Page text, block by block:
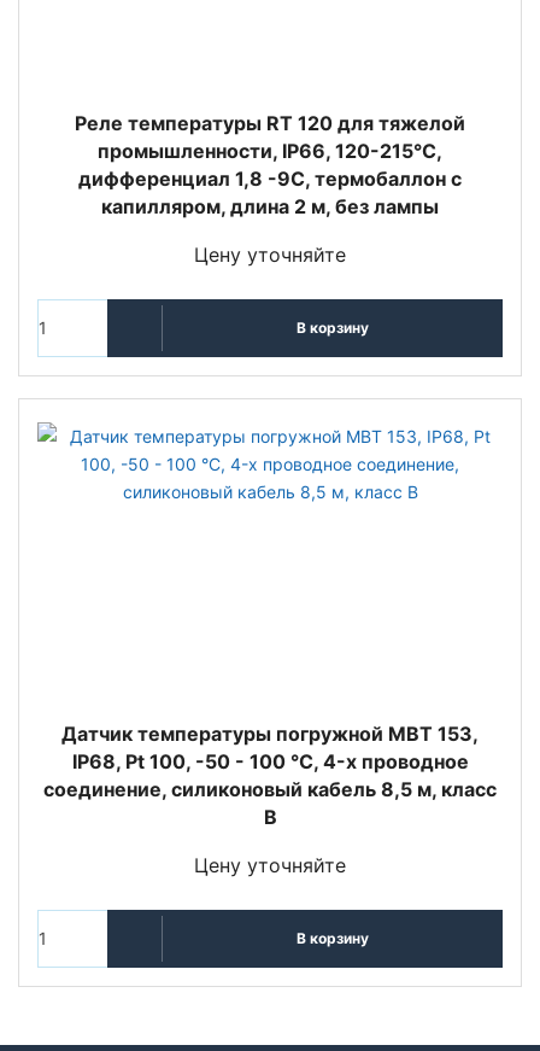
Реле температуры RT 120 для тяжелой
промышленности, IP66, 120-215°С,
дифференциал 1,8 -9С, термобаллон с
капилляром, длина 2 м, без лампы
Цену уточняйте
В корзину
Датчик температуры погружной MBT 153,
IP68, Pt 100, -50 - 100 °C, 4-х проводное
соединение, силиконовый кабель 8,5 м, класс
В
Цену уточняйте
В корзину